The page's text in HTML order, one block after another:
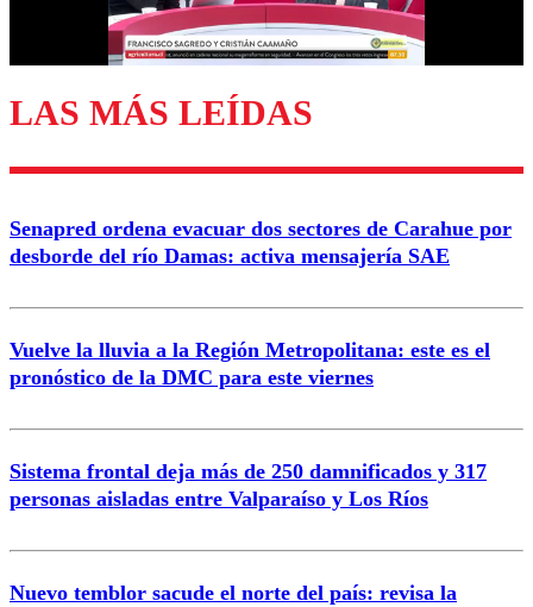
Enviar comentario
LAS MÁS LEÍDAS
Senapred ordena evacuar dos sectores de Carahue por
desborde del río Damas: activa mensajería SAE
Vuelve la lluvia a la Región Metropolitana: este es el
pronóstico de la DMC para este viernes
Sistema frontal deja más de 250 damnificados y 317
personas aisladas entre Valparaíso y Los Ríos
Nuevo temblor sacude el norte del país: revisa la